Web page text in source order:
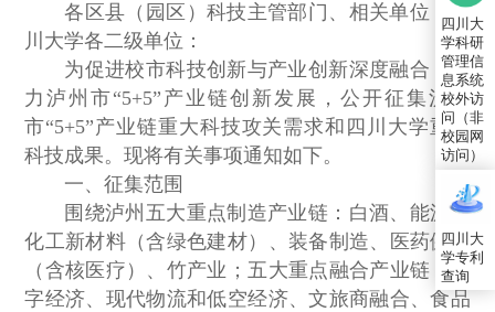
各区县（园区）科技主管部门、相关单位，四
川大学各二级单位：
为促进校市科技创新与产业创新深度融合，助
力泸州市“5+5”产业链创新发展，公开征集泸州
市“5+5”产业链重大科技攻关需求和四川大学重点
科技成果。现将有关事项通知如下。
一、征集范围
围绕泸州五大重点制造产业链：白酒、能源和
化工新材料（含绿色建材）、装备制造、医药健康
（含核医疗）、竹产业；五大重点融合产业链：数
字经济、现代物流和低空经济、文旅商融合、食品
四川大
学科研
管理信
息系统
校外访
问（非
校园网
访问）
四川大
学专利
查询